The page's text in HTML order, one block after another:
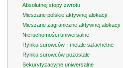
Absolutnej stopy zwrotu
Mieszane polskie aktywnej alokacji
Mieszane zagraniczne aktywnej alokacji
Nieruchomości uniwersalne
Rynku surowców - metale szlachetne
Rynku surowców pozostałe
Sekurytyzacyjne uniwersalne